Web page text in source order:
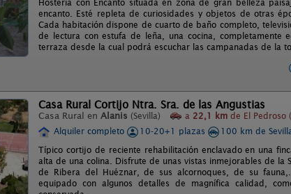
Hostería con Encanto situada en zona de gran belleza
encanto. Esté repleta de curiosidades y objetos de otras
Cada habitación dispone de cuarto de baño completo,
de lectura con estufa de leña, una cocina, completamente
terraza desde la cual podrá escuchar las campanadas de la
Casa Rural Cortijo Ntra. Sra. de las Angustias
Casa Rural en Alanis (Sevilla) a 22,1 km de El Pedroso
Alquiler completo
10-20+1 plazas
100 km de
Típico cortijo de reciente rehabilitación enclavado en una
alta de una colina. Disfrute de unas vistas inmejorables de
de Ribera del Huéznar, de sus alcornoques, de su
equipado con algunos detalles de magnífica calidad,